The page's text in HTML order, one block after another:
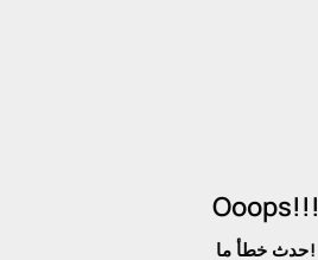
Ooops!!!
حدث خطأ ما!